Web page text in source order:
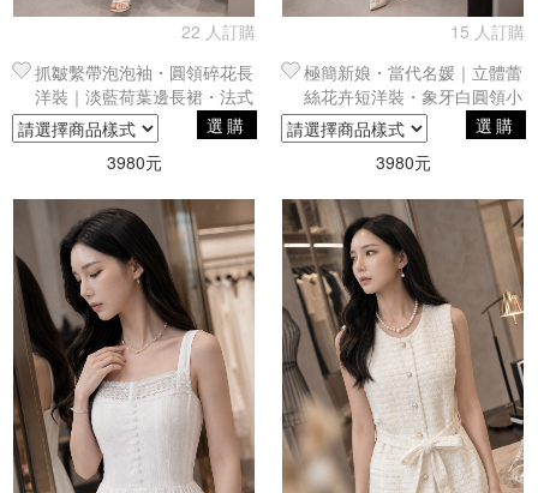
22 人訂購
抓皺繫帶泡泡袖・圓領碎花長
洋裝｜淡藍荷葉邊長裙・法式
穿搭
選購
3980元
15 人訂購
極簡新娘・當代名媛｜立體蕾
絲花卉短洋裝・象牙白圓領小
禮服
選購
3980元